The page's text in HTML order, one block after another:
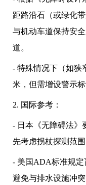
距路沿石（或绿化
与机动车道保持安
道。
- 特殊情况下（如狭
米，但需增设警示标
2. 国际参考：
- 日本《无障碍法》
先考虑拐杖探测范围
- 美国ADA标准规定
避免与排水设施冲突